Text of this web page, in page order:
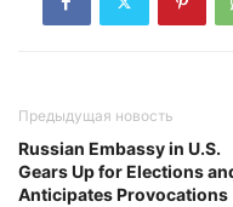
Предыдущая новость
Russian Embassy in U.S.
Gears Up for Elections
Anticipates Provocations